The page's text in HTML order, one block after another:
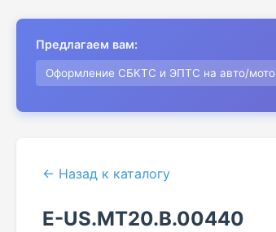
Предлагаем вам:
Оформление СБКТС и ЭПТС на авто/мото
← Назад к каталогу
E-US.МТ20.B.00440